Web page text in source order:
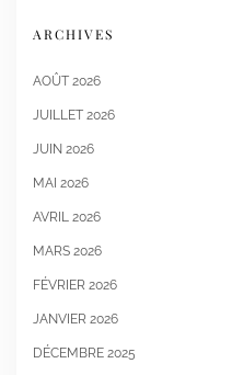
ARCHIVES
AOÛT 2026
JUILLET 2026
JUIN 2026
MAI 2026
AVRIL 2026
MARS 2026
FÉVRIER 2026
JANVIER 2026
DÉCEMBRE 2025